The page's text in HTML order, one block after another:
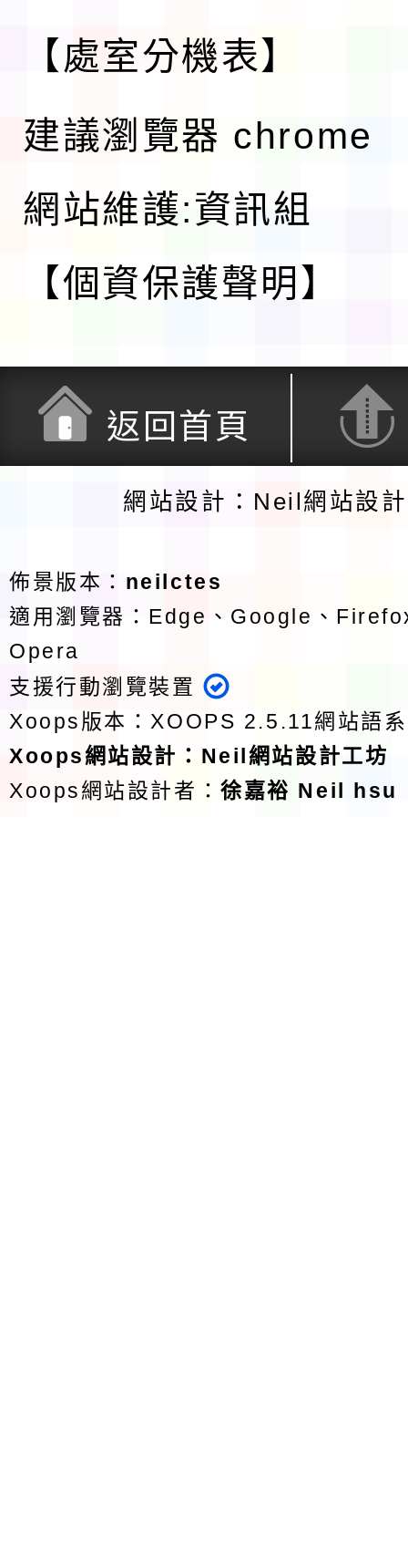
【處室分機表】
建議瀏覽器 chrome
網站維護:資訊組
【個資保護聲明】
返回首頁
網站設計：Neil網站設
佈景版本： neilctes
適用瀏覽器：Edge、Google、
Opera
支援行動瀏覽裝置
Xoops版本：XOOPS 2.5.11網站語
Xoops網站設計 ： Neil網站設計工坊
Xoops網站設計者：徐嘉裕 Neil hsu